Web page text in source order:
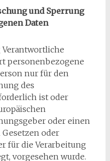
und Sperrung
Daten
personenbezogene
nur für den
des
ist oder
oder einen
oder
für die Verarbeitung
vorgesehen wurde.